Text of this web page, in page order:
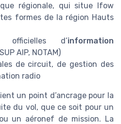
régionale, qui situe lfow
formes de la région Hauts
officielles d’information
AIP, NOTAM)
de circuit, de gestion des
radio
un point d’ancrage pour la
du vol, que ce soit pour un
un aéronef de mission. La